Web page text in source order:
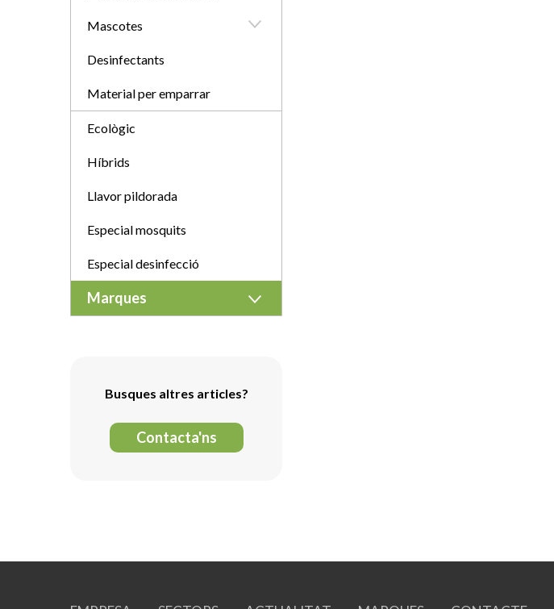
Mascotes
Desinfectants
Material per emparrar
Ecològic
Híbrids
Llavor pildorada
Especial mosquits
Especial desinfecció
Marques
Busques altres articles?
Contacta'ns